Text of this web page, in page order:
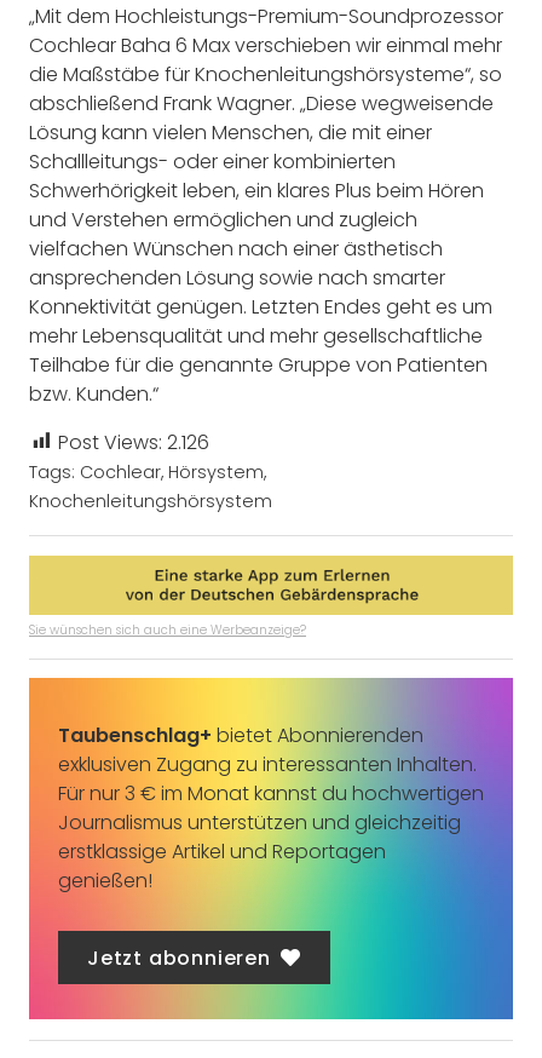
„Mit dem Hochleistungs-Premium-Soundprozessor
Cochlear Baha 6 Max verschieben wir einmal mehr
die Maßstäbe für Knochenleitungshörsysteme“, so
abschließend Frank Wagner. „Diese wegweisende
Lösung kann vielen Menschen, die mit einer
Schallleitungs- oder einer kombinierten
Schwerhörigkeit leben, ein klares Plus beim Hören
und Verstehen ermöglichen und zugleich
vielfachen Wünschen nach einer ästhetisch
ansprechenden Lösung sowie nach smarter
Konnektivität genügen. Letzten Endes geht es um
mehr Lebensqualität und mehr gesellschaftliche
Teilhabe für die genannte Gruppe von Patienten
bzw. Kunden.“
Post Views: 2.126
Tags: Cochlear, Hörsystem,
Knochenleitungshörsystem
Sie wünschen sich auch eine Werbeanzeige?
Taubenschlag+ bietet Abonnierenden
exklusiven Zugang zu interessanten Inhalten.
Für nur 3 € im Monat kannst du hochwertigen
Journalismus unterstützen und gleichzeitig
erstklassige Artikel und Reportagen
genießen!
Jetzt abonnieren